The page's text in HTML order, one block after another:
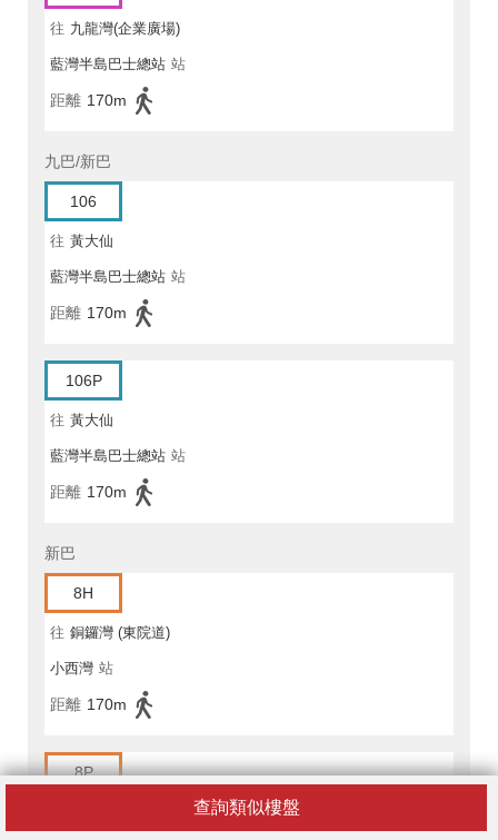
查詢類似樓盤
往 九龍灣(企業廣場)
藍灣半島巴士總站 站
距離 170m
九巴/新巴
106
往 黃大仙
藍灣半島巴士總站 站
距離 170m
106P
往 黃大仙
藍灣半島巴士總站 站
距離 170m
新巴
8H
往 銅鑼灣 (東院道)
小西灣 站
距離 170m
8P